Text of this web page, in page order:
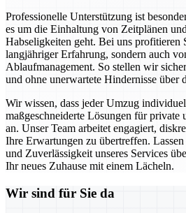
Professionelle Unterstützung ist
es um die Einhaltung von Zeitplänen
Habseligkeiten geht. Bei uns profitieren
langjähriger Erfahrung, sondern auch
Ablaufmanagement. So stellen wir
und ohne unerwartete Hindernisse über
Wir wissen, dass jeder Umzug
maßgeschneiderte Lösungen für private
an. Unser Team arbeitet engagiert,
Ihre Erwartungen zu übertreffen.
und Zuverlässigkeit unseres Services
Ihr neues Zuhause mit einem Lächeln.
Wir sind für Sie da